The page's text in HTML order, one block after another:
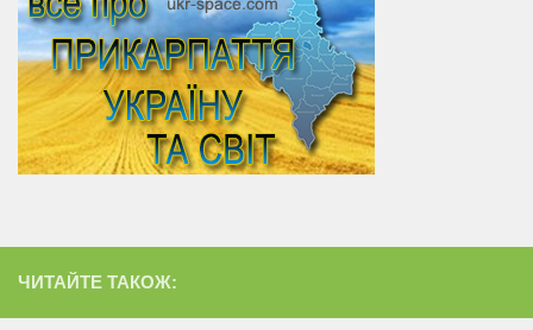
ЧИТАЙТЕ ТАКОЖ: